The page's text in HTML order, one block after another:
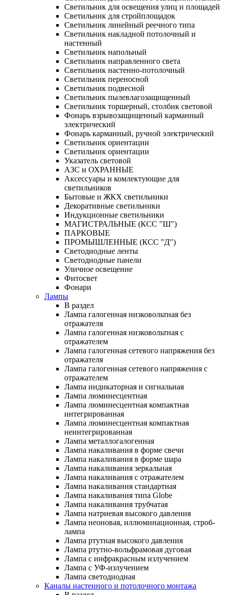
Светильник для освещения улиц и площадей
Светильник для стройплощадок
Светильник линейный реечного типа
Светильник накладной потолочный и
настенный
Светильник напольный
Светильник направленного света
Светильник настенно-потолочный
Светильник переносной
Светильник подвесной
Светильник пылевлагозащищенный
Светильник торшерный, столбик световой
Фонарь взрывозащищенный карманный
электрический
Фонарь карманный, ручной электрический
Светильник ориентации
Светильник ориентации
Указатель световой
АЗС и ОХРАННЫЕ
Аксессуары и комлектующие для
светильников
Бытовые и ЖКХ светильники
Декоративные светильники
Индукционные светильники
МАГИСТРАЛЬНЫЕ (КСС "Ш")
ПАРКОВЫЕ
ПРОМЫШЛЕННЫЕ (КСС "Д")
Светодиодные ленты
Светодиодные панели
Уличное освещение
Фитосвет
Фонари
Лампы
В раздел
Лампа галогенная низковольтная без
отражателя
Лампа галогенная низковольтная с
отражателем
Лампа галогенная сетевого напряжения без
отражателя
Лампа галогенная сетевого напряжения с
отражателем
Лампа индикаторная и сигнальная
Лампа люминесцентная
Лампа люминесцентная компактная
интегрированная
Лампа люминесцентная компактная
неинтегрированная
Лампа металлогалогенная
Лампа накаливания в форме свечи
Лампа накаливания в форме шара
Лампа накаливания зеркальная
Лампа накаливания с отражателем
Лампа накаливания стандартная
Лампа накаливания типа Globe
Лампа накаливания трубчатая
Лампа натриевая высокого давления
Лампа неоновая, иллюминационная, строб-
лампа
Лампа ртутная высокого давления
Лампа ртутно-вольфрамовая дуговая
Лампа с инфракрасным излучением
Лампа с УФ-излучением
Лампа светодиодная
Каналы настенного и потолочного монтажа